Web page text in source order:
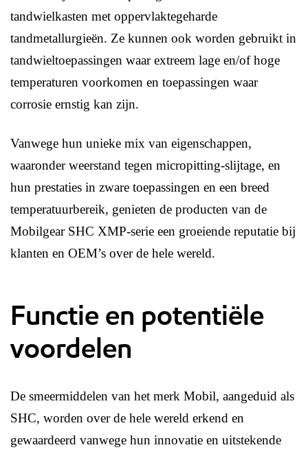
tandwielkasten met oppervlaktegeharde
tandmetallurgieën. Ze kunnen ook worden gebruikt in
tandwieltoepassingen waar extreem lage en/of hoge
temperaturen voorkomen en toepassingen waar
corrosie ernstig kan zijn.
Vanwege hun unieke mix van eigenschappen,
waaronder weerstand tegen micropitting-slijtage, en
hun prestaties in zware toepassingen en een breed
temperatuurbereik, genieten de producten van de
Mobilgear SHC XMP-serie een groeiende reputatie bij
klanten en OEM’s over de hele wereld.
Functie en potentiële
voordelen
De smeermiddelen van het merk Mobil, aangeduid als
SHC, worden over de hele wereld erkend en
gewaardeerd vanwege hun innovatie en uitstekende